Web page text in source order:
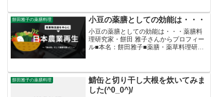
売受託、各地の特産品...
餅田雅子の薬膳料理 小豆の薬膳としての効能は・・・
小豆の薬膳としての効能は・・・薬膳料
理研究家・餅田 雅子さんからプロフィー
ル■本名：餅田雅子■薬膳・薬草料理研究
薬膳ベジカレー、薬膳米味噌カレーを開
発、農家起業グループ...
餅田雅子の薬膳料理
鯖缶と切り干し大根を炊いてみま
した(^0_0^)/